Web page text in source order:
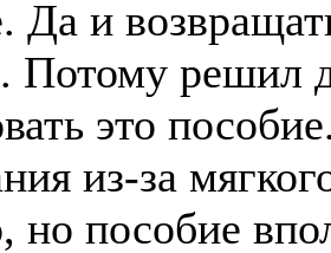
Да и
Потому решил
это
из-за
но пособие